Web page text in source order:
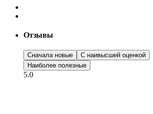
Отзывы
Сначала новые
С наивысшей оценкой
Наиболее полезные
5.0